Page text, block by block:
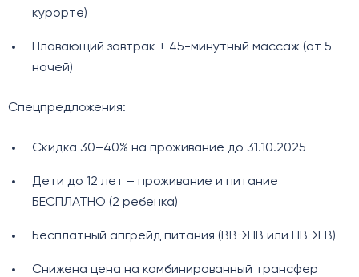
курорте)
Плавающий завтрак + 45-минутный массаж (от 5
ночей)
Спецпредложения:
Скидка 30–40% на проживание до 31.10.2025
Дети до 12 лет – проживание и питание
БЕСПЛАТНО (2 ребенка)
Бесплатный апгрейд питания (BB→HB или HB→FB)
Снижена цена на комбинированный трансфер